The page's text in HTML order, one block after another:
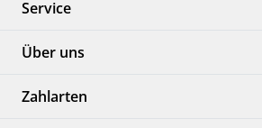
Service
Über uns
Zahlarten